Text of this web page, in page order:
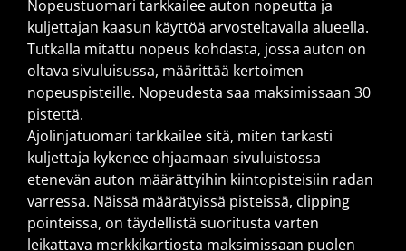
Nopeustuomari tarkkailee auton nopeutta ja
kuljettajan kaasun käyttöä arvosteltavalla alueella.
Tutkalla mitattu nopeus kohdasta, jossa auton on
oltava sivuluisussa, määrittää kertoimen
nopeuspisteille. Nopeudesta saa maksimissaan 30
pistettä.
Ajolinjatuomari tarkkailee sitä, miten tarkasti
kuljettaja kykenee ohjaamaan sivuluistossa
etenevän auton määrättyihin kiintopisteisiin radan
varressa. Näissä määrätyissä pisteissä, clipping
pointeissa, on täydellistä suoritusta varten
leikattava merkkikartiosta maksimissaan puolen